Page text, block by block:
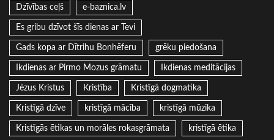
Dzīvības ceļš e-baznica.lv
Es gribu dzīvot šīs dienas ar Tevi
Gads kopa ar Dītrihu Bonhēferu grēku piedošana
Ikdienas ar Pirmo Mozus grāmatu Ikdienas meditācijas
Jēzus Kristus Kristība Kristīgā dogmatika
Kristīgā dzīve kristīgā mācība kristīgā mūzika
Kristīgās ētikas un morāles rokasgrāmata kristīgā ētika